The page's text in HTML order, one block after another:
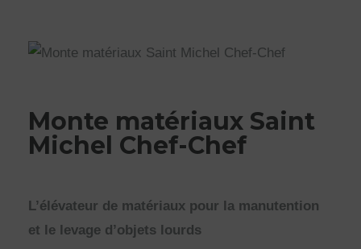
Monte matériaux Saint
Michel Chef-Chef
L’élévateur de matériaux pour la manutention
et le levage d’objets lourds